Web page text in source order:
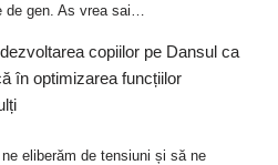
gen. As vrea sai…
copiilorpe Dansul ca
în optimizarea funcțiilor
eliberăm de tensiuni și să ne